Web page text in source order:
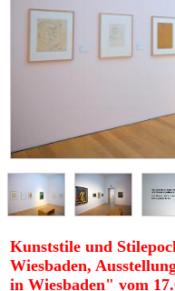
Kunststile und
Wiesbaden,
in Wiesbaden" vom